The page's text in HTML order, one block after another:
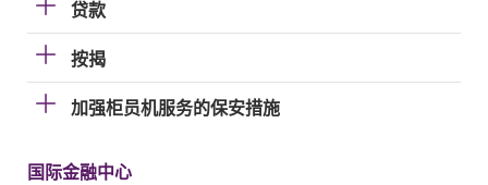
贷款
按揭
加强柜员机服务的保安措施
国际金融中心